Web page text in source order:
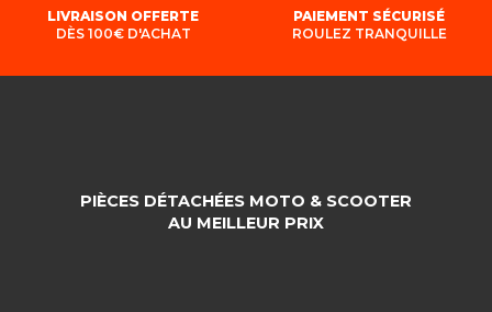
LIVRAISON OFFERTE
DÈS 100€ D'ACHAT
PAIEMENT SÉCURISÉ
ROULEZ TRANQUILLE
PIÈCES DÉTACHÉES MOTO & SCOOTER
AU MEILLEUR PRIX